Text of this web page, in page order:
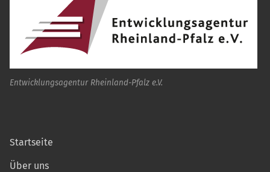
Entwicklungsagentur Rheinland-Pfalz e.V.
Startseite
Über uns